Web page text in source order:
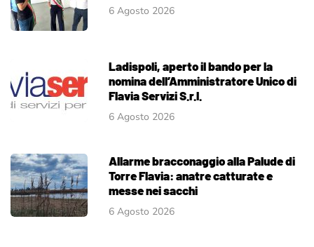
6 Agosto 2026
Ladispoli, aperto il bando per la
nomina dell’Amministratore Unico di
Flavia Servizi S.r.l.
6 Agosto 2026
Allarme bracconaggio alla Palude di
Torre Flavia: anatre catturate e
messe nei sacchi
6 Agosto 2026